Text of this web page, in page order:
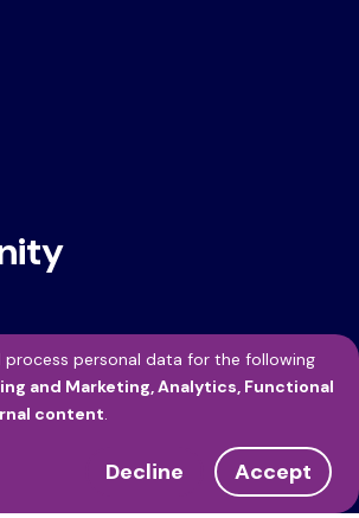
process personal data for the following
and Marketing, Analytics, Functional
content.
Decline Accept